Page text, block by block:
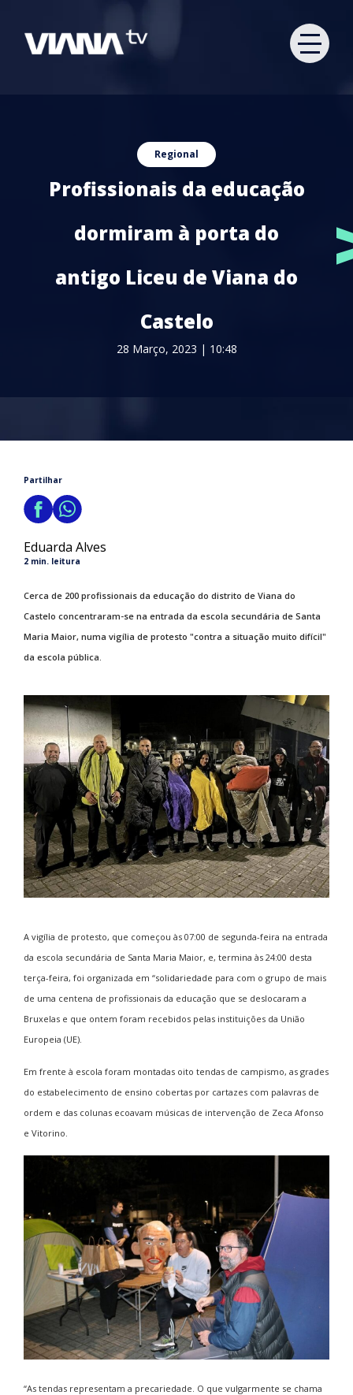
Regional
Profissionais da educação
dormiram à porta do
antigo Liceu de Viana do
Castelo
28 Março, 2023 | 10:48
Partilhar
Eduarda Alves
2 min. leitura
Cerca de 200 profissionais da educação do distrito de Viana do
Castelo concentraram-se na entrada da escola secundária de Santa
Maria Maior, numa vigília de protesto "contra a situação muito difícil"
da escola pública.
A vigília de protesto, que começou às 07:00 de segunda-feira na entrada
da escola secundária de Santa Maria Maior, e, termina às 24:00 desta
terça-feira, foi organizada em “solidariedade para com o grupo de mais
de uma centena de profissionais da educação que se deslocaram a
Bruxelas e que ontem foram recebidos pelas instituições da União
Europeia (UE).
Em frente à escola foram montadas oito tendas de campismo, as grades
do estabelecimento de ensino cobertas por cartazes com palavras de
ordem e das colunas ecoavam músicas de intervenção de Zeca Afonso
e Vitorino.
“As tendas representam a precariedade. O que vulgarmente se chama